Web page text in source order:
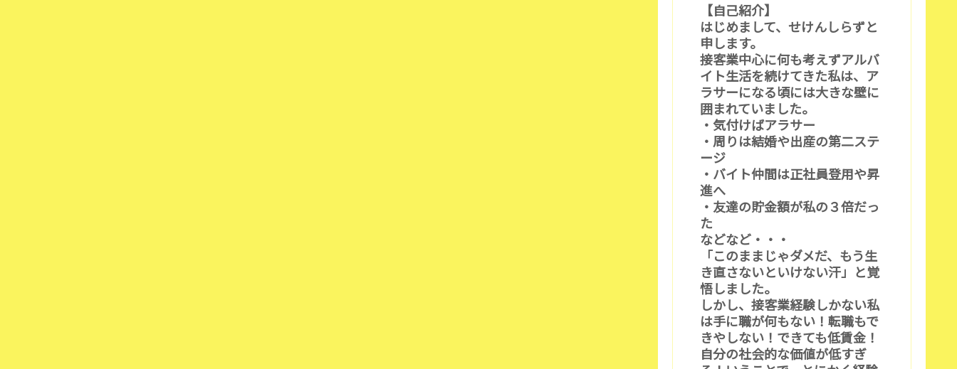
【自己紹介】
はじめまして、せけんしらずと
申します。
接客業中心に何も考えずアルバ
イト生活を続けてきた私は、ア
ラサーになる頃には大きな壁に
囲まれていました。
・気付けばアラサー
・周りは結婚や出産の第二ステ
ージ
・バイト仲間は正社員登用や昇
進へ
・友達の貯金額が私の３倍だっ
た
などなど・・・
「このままじゃダメだ、もう生
き直さないといけない汗」と覚
悟しました。
しかし、接客業経験しかない私
は手に職が何もない！転職もで
きやしない！できても低賃金！
自分の社会的な価値が低すぎ